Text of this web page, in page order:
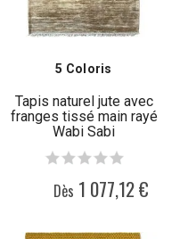
5 Coloris
Tapis naturel jute avec
franges tissé main rayé
Wabi Sabi
Dès 1 077,12 €